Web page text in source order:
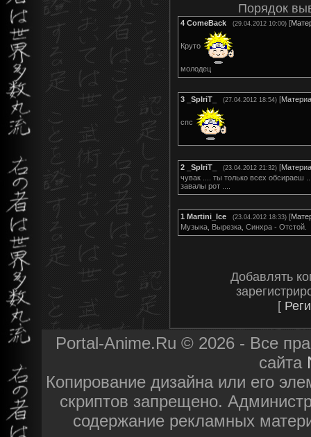
Порядок
4 ComeBack (29.04.2012 10:00) [
Круто
молодец
3 _SpIriT_ (27.04.2012 18:54) [
спс
2 _SpIriT_ (23.04.2012 21:32) [
чувак .... ты только всех обсираеш
завалы рот ....
1 Martini_Ice (23.04.2012 18:33) [
Музыка, Вырезка, Синхра - Отстой.
Добавлять
[
Portal-Anime.Ru © 2026 - Все
сайта
Копирование дизайна или его
скриптов запрещено.
содержание рекламных